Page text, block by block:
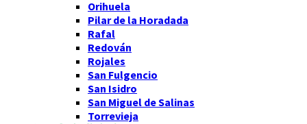
Orihuela
Pilar de la Horadada
Rafal
Redován
Rojales
San Fulgencio
San Isidro
San Miguel de Salinas
Torrevieja